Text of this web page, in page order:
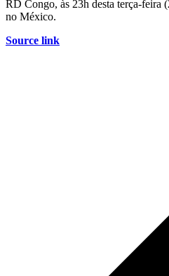
RD Congo, às 23h desta terça-feira
no México.
Source link